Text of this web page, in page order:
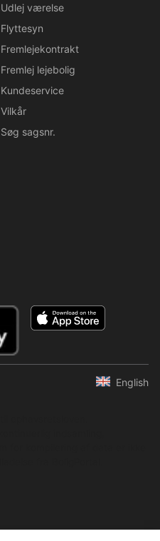
Udlej værelse
Flyttesyn
Fremlejekontrakt
Fremlej lejebolig
Kundeservice
Vilkår
Søg sagsnr.
English